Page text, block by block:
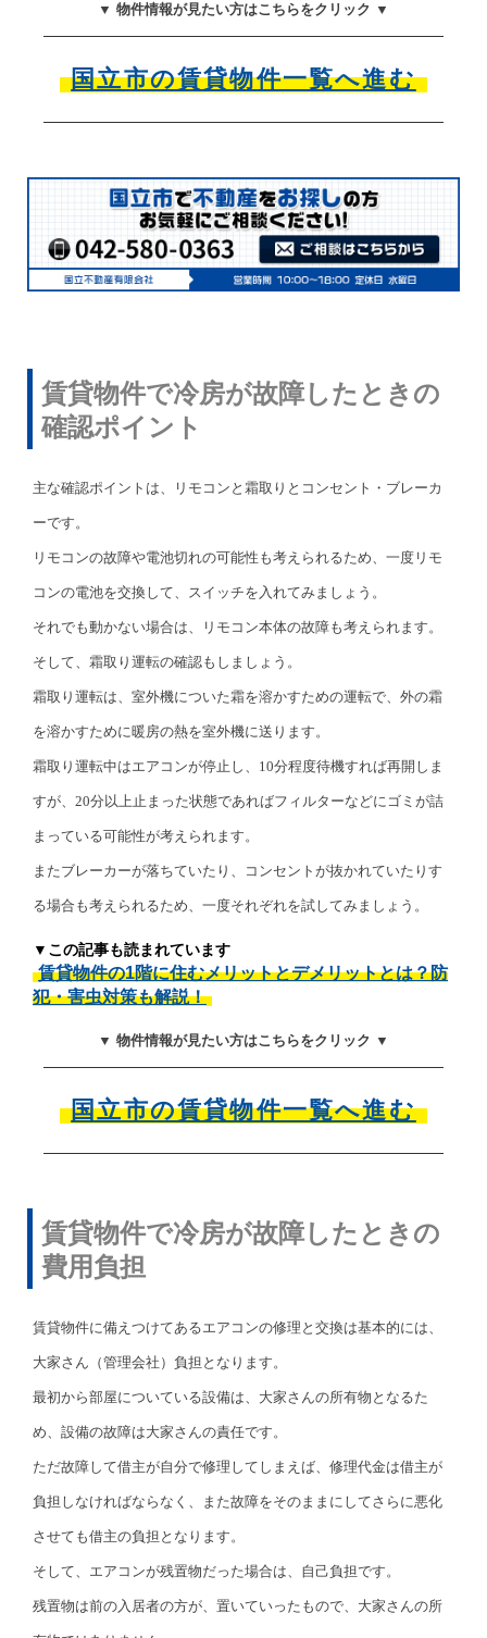
▼ 物件情報が見たい方はこちらをクリック ▼
国立市の賃貸物件一覧へ進む
賃貸物件で冷房が故障したときの
確認ポイント
主な確認ポイントは、リモコンと霜取りとコンセント・ブレーカ
ーです。
リモコンの故障や電池切れの可能性も考えられるため、一度リモ
コンの電池を交換して、スイッチを入れてみましょう。
それでも動かない場合は、リモコン本体の故障も考えられます。
そして、霜取り運転の確認もしましょう。
霜取り運転は、室外機についた霜を溶かすための運転で、外の霜
を溶かすために暖房の熱を室外機に送ります。
霜取り運転中はエアコンが停止し、10分程度待機すれば再開しま
すが、20分以上止まった状態であればフィルターなどにゴミが詰
まっている可能性が考えられます。
またブレーカーが落ちていたり、コンセントが抜かれていたりす
る場合も考えられるため、一度それぞれを試してみましょう。
▼この記事も読まれています
賃貸物件の1階に住むメリットとデメリットとは？防
犯・害虫対策も解説！
▼ 物件情報が見たい方はこちらをクリック ▼
国立市の賃貸物件一覧へ進む
賃貸物件で冷房が故障したときの
費用負担
賃貸物件に備えつけてあるエアコンの修理と交換は基本的には、
大家さん（管理会社）負担となります。
最初から部屋についている設備は、大家さんの所有物となるた
め、設備の故障は大家さんの責任です。
ただ故障して借主が自分で修理してしまえば、修理代金は借主が
負担しなければならなく、また故障をそのままにしてさらに悪化
させても借主の負担となります。
そして、エアコンが残置物だった場合は、自己負担です。
残置物は前の入居者の方が、置いていったもので、大家さんの所